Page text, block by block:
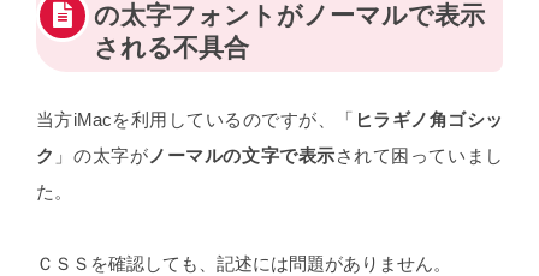
の太字フォントがノーマルで表示
される不具合
当方iMacを利用しているのですが、「 ヒラギノ角ゴシッ
ク 」の太字が ノーマルの文字で表示されて困っていまし
た。
ＣＳＳを確認しても、記述には問題がありません。